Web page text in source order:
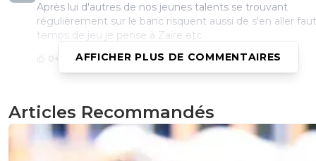
Après lui d'autres de nos jeunes talents se trouvant
régulièrement sur le banc risquent aussi de s'en aller
temps de jeu je pense à Zaire etc.
0 + Répondre
parigot
Perso je préfère Kvara en ailier gauche. Il est un cran au-
Répondre
AFFICHER PLUS DE COMMENTAIRES
Articles Recommandés